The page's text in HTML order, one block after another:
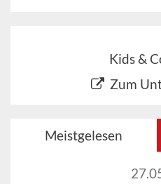
Kids &
Zum
Meistgelesen